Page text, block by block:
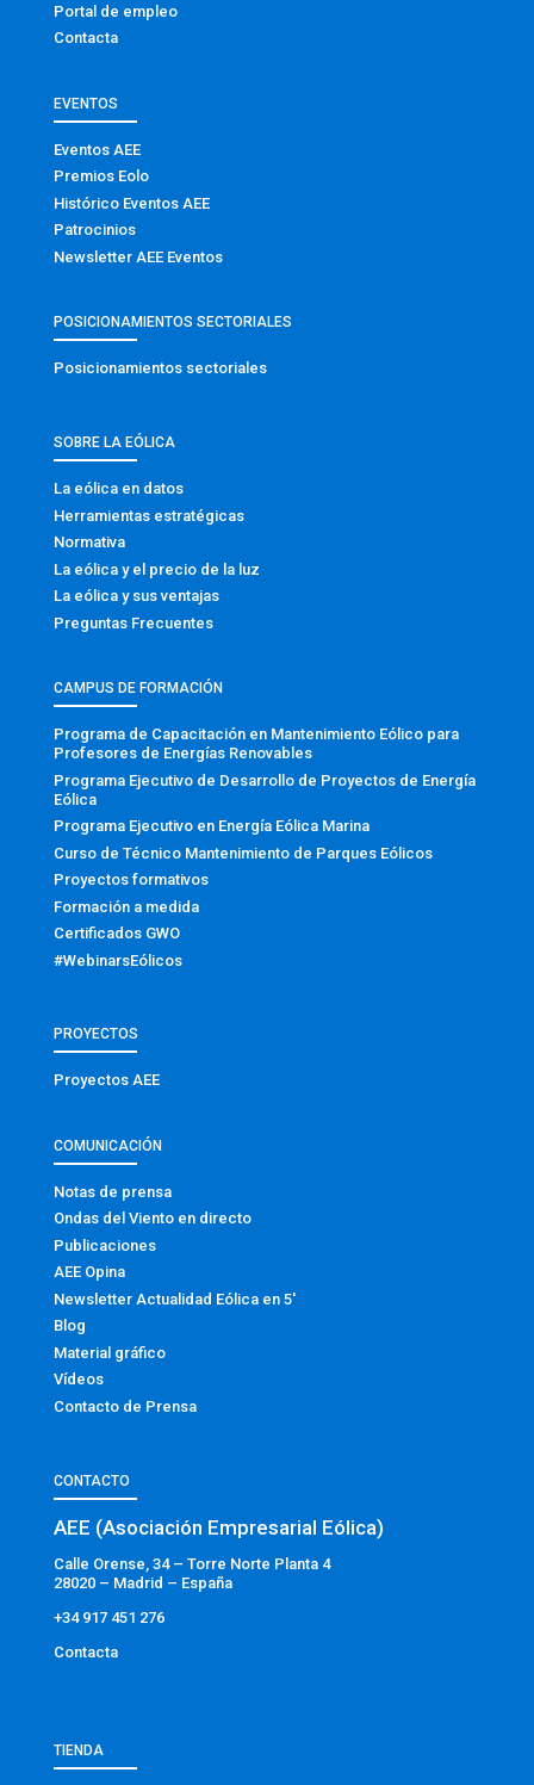
Portal de empleo
Contacta
EVENTOS
Eventos AEE
Premios Eolo
Histórico Eventos AEE
Patrocinios
Newsletter AEE Eventos
POSICIONAMIENTOS SECTORIALES
Posicionamientos sectoriales
SOBRE LA EÓLICA
La eólica en datos
Herramientas estratégicas
Normativa
La eólica y el precio de la luz
La eólica y sus ventajas
Preguntas Frecuentes
CAMPUS DE FORMACIÓN
Programa de Capacitación en Mantenimiento Eólico para
Profesores de Energías Renovables
Programa Ejecutivo de Desarrollo de Proyectos de Energía
Eólica
Programa Ejecutivo en Energía Eólica Marina
Curso de Técnico Mantenimiento de Parques Eólicos
Proyectos formativos
Formación a medida
Certificados GWO
#WebinarsEólicos
PROYECTOS
Proyectos AEE
COMUNICACIÓN
Notas de prensa
Ondas del Viento en directo
Publicaciones
AEE Opina
Newsletter Actualidad Eólica en 5′
Blog
Material gráfico
Vídeos
Contacto de Prensa
CONTACTO
AEE (Asociación Empresarial Eólica)
Calle Orense, 34 – Torre Norte Planta 4
28020 – Madrid – España
+34 917 451 276
Contacta
TIENDA